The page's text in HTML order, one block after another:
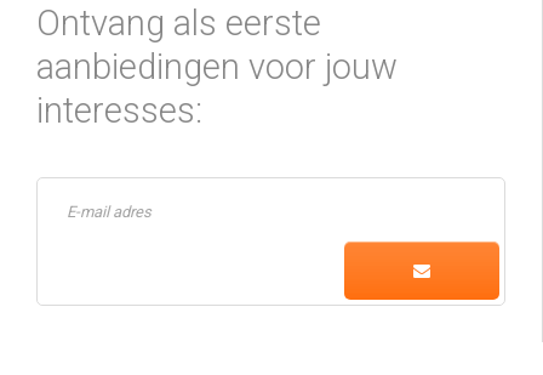
Ontvang als eerste
aanbiedingen voor jouw
interesses: